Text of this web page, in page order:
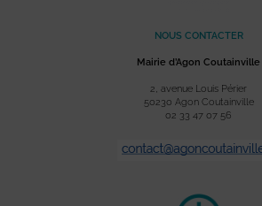
NOUS CONTACTER
Mairie d’Agon Coutainville
2, avenue Louis Périer
50230 Agon Coutainville
02 33 47 07 56